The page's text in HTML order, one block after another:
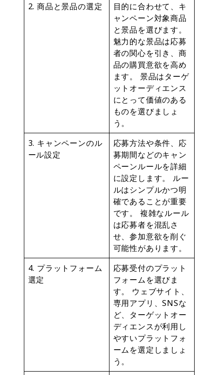
2. 商品と景品の選定
目的に合わせて、キ
ャンペーン対象商品
と景品を選びます。
魅力的な景品は応募
者の関心を引き、商
品の購買意欲を高め
ます。 景品はターゲ
ットオーディエンス
にとって価値のある
ものを選びましょ
う。
3. キャンペーンのル
ール設定
応募方法や条件、応
募期間などのキャン
ペーンルールを詳細
に設定します。 ルー
ルはシンプルかつ明
確であることが重要
です。 複雑なルール
は応募者を混乱さ
せ、参加意欲を削ぐ
可能性があります。
4. プラットフォーム
選定
応募受付のプラット
フォームを選びま
す。 ウェブサイト、
専用アプリ、SNSな
ど、ターゲットオー
ディエンスが利用し
やすいプラットフォ
ームを選定しましょ
う。